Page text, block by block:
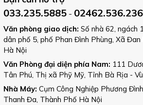
033.235.5885 - 02462.536.236
Văn phòng giao dịch: Số nhà 62, ngách
dân phố 5, phố Phan Đình Phùng, Xã
Hà Nội
Văn Phòng đại diện phía Nam: 111
Tân Phú, Thị xã Phỹ Mỹ, Tỉnh Bà Rịa -
Nhà Máy: Cụm Công Nghiệp Phương
Thanh Đa, Thành Phố Hà Nội